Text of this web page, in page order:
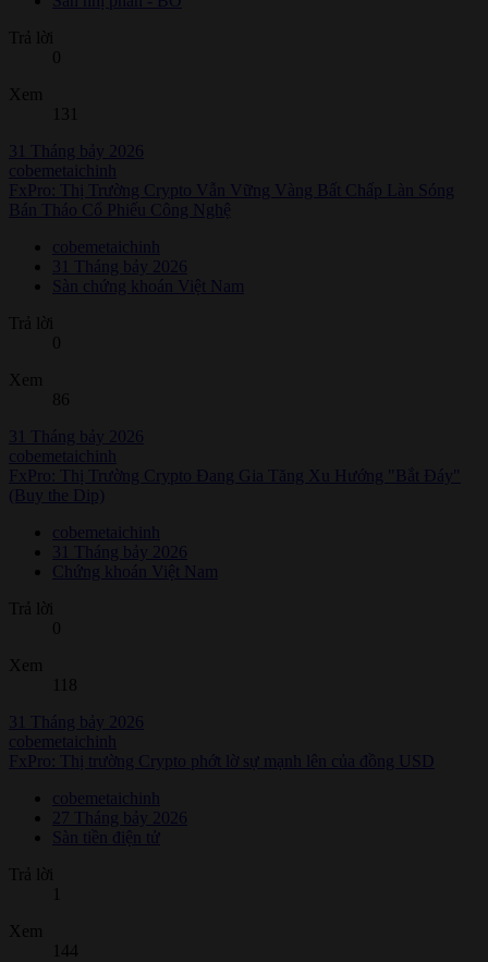
Trả lời
0
Xem
131
31 Tháng bảy 2026
cobemetaichinh
FxPro: Thị Trường Crypto Vẫn Vững Vàng Bất Chấp Làn Sóng
Bán Tháo Cổ Phiếu Công Nghệ
cobemetaichinh
31 Tháng bảy 2026
Sàn chứng khoán Việt Nam
Trả lời
0
Xem
86
31 Tháng bảy 2026
cobemetaichinh
FxPro: Thị Trường Crypto Đang Gia Tăng Xu Hướng "Bắt Đáy"
(Buy the Dip)
cobemetaichinh
31 Tháng bảy 2026
Chứng khoán Việt Nam
Trả lời
0
Xem
118
31 Tháng bảy 2026
cobemetaichinh
FxPro: Thị trường Crypto phớt lờ sự mạnh lên của đồng USD
cobemetaichinh
27 Tháng bảy 2026
Sàn tiền điện tử
Trả lời
Xem
144